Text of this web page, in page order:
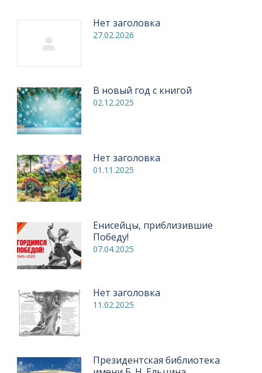
Нет заголовка
27.02.2026
В новый год с книгой
02.12.2025
Нет заголовка
01.11.2025
Енисейцы, приблизившие
Победу!
07.04.2025
Нет заголовка
11.02.2025
Президентская библиотека